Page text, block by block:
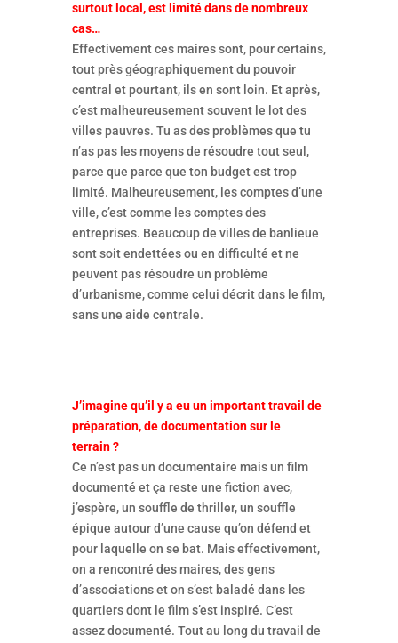
surtout local, est limité dans de nombreux
cas…
Effectivement ces maires sont, pour certains,
tout près géographiquement du pouvoir
central et pourtant, ils en sont loin. Et après,
c’est malheureusement souvent le lot des
villes pauvres. Tu as des problèmes que tu
n’as pas les moyens de résoudre tout seul,
parce que parce que ton budget est trop
limité. Malheureusement, les comptes d’une
ville, c’est comme les comptes des
entreprises. Beaucoup de villes de banlieue
sont soit endettées ou en difficulté et ne
peuvent pas résoudre un problème
d’urbanisme, comme celui décrit dans le film,
sans une aide centrale.
J’imagine qu’il y a eu un important travail de
préparation, de documentation sur le
terrain ?
Ce n’est pas un documentaire mais un film
documenté et ça reste une fiction avec,
j’espère, un souffle de thriller, un souffle
épique autour d’une cause qu’on défend et
pour laquelle on se bat. Mais effectivement,
on a rencontré des maires, des gens
d’associations et on s’est baladé dans les
quartiers dont le film s’est inspiré. C’est
assez documenté. Tout au long du travail de